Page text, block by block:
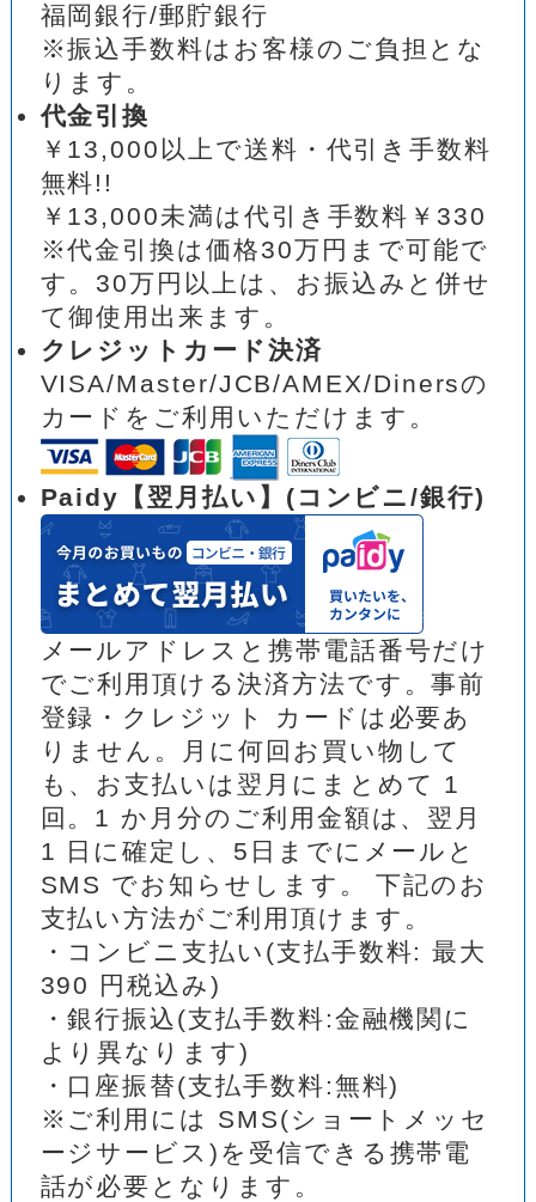
福岡銀行/郵貯銀行
※振込手数料はお客様のご負担とな
ります。
代金引換
￥13,000以上で送料・代引き手数料
無料!!
￥13,000未満は代引き手数料￥330
※代金引換は価格30万円まで可能で
す。30万円以上は、お振込みと併せ
て御使用出来ます。
クレジットカード決済
VISA/Master/JCB/AMEX/Dinersの
カードをご利用いただけます。
Paidy【翌月払い】(コンビニ/銀行)
メールアドレスと携帯電話番号だけ
でご利用頂ける決済方法です。事前
登録・クレジット カードは必要あ
りません。月に何回お買い物して
も、お支払いは翌月にまとめて 1
回。1 か月分のご利用金額は、翌月
1 日に確定し、5日までにメールと
SMS でお知らせします。 下記のお
支払い方法がご利用頂けます。
・コンビニ支払い(支払手数料: 最大
390 円税込み)
・銀行振込(支払手数料:金融機関に
より異なります)
・口座振替(支払手数料:無料)
※ご利用には SMS(ショートメッセ
ージサービス)を受信できる携帯電
話が必要となります。